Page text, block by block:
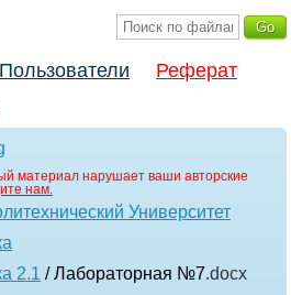
Пользователи
Реферат
материал нарушает ваши авторские
нам.
Университет
2.1 / Лабораторная №7.docx